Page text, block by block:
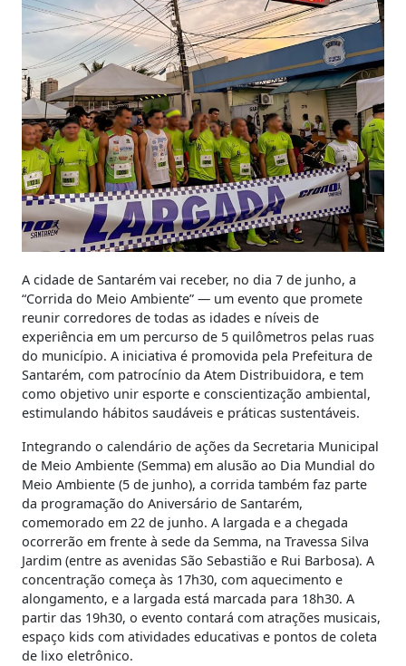
A cidade de Santarém vai receber, no dia 7 de junho, a
“Corrida do Meio Ambiente” — um evento que promete
reunir corredores de todas as idades e níveis de
experiência em um percurso de 5 quilômetros pelas ruas
do município. A iniciativa é promovida pela Prefeitura de
Santarém, com patrocínio da Atem Distribuidora, e tem
como objetivo unir esporte e conscientização ambiental,
estimulando hábitos saudáveis e práticas sustentáveis.
Integrando o calendário de ações da Secretaria Municipal
de Meio Ambiente (Semma) em alusão ao Dia Mundial do
Meio Ambiente (5 de junho), a corrida também faz parte
da programação do Aniversário de Santarém,
comemorado em 22 de junho. A largada e a chegada
ocorrerão em frente à sede da Semma, na Travessa Silva
Jardim (entre as avenidas São Sebastião e Rui Barbosa). A
concentração começa às 17h30, com aquecimento e
alongamento, e a largada está marcada para 18h30. A
partir das 19h30, o evento contará com atrações musicais,
espaço kids com atividades educativas e pontos de coleta
de lixo eletrônico.